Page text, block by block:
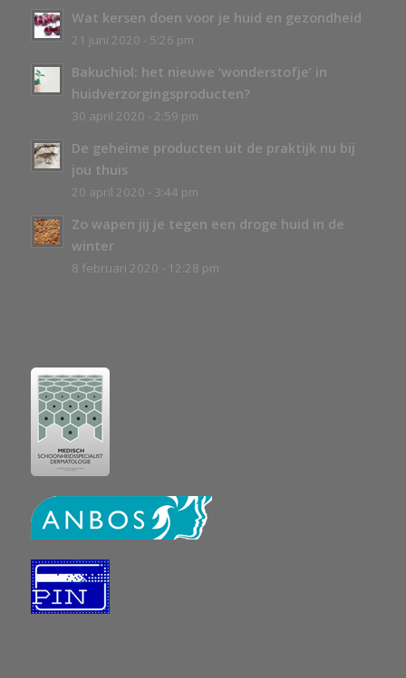
Wat kersen doen voor je huid en gezondheid
21 juni 2020 - 5:26 pm
Bakuchiol: het nieuwe ‘wonderstofje’ in
huidverzorgingsproducten?
30 april 2020 - 2:59 pm
De geheime producten uit de praktijk nu bij
jou thuis
20 april 2020 - 3:44 pm
Zo wapen jij je tegen een droge huid in de
winter
8 februari 2020 - 12:28 pm